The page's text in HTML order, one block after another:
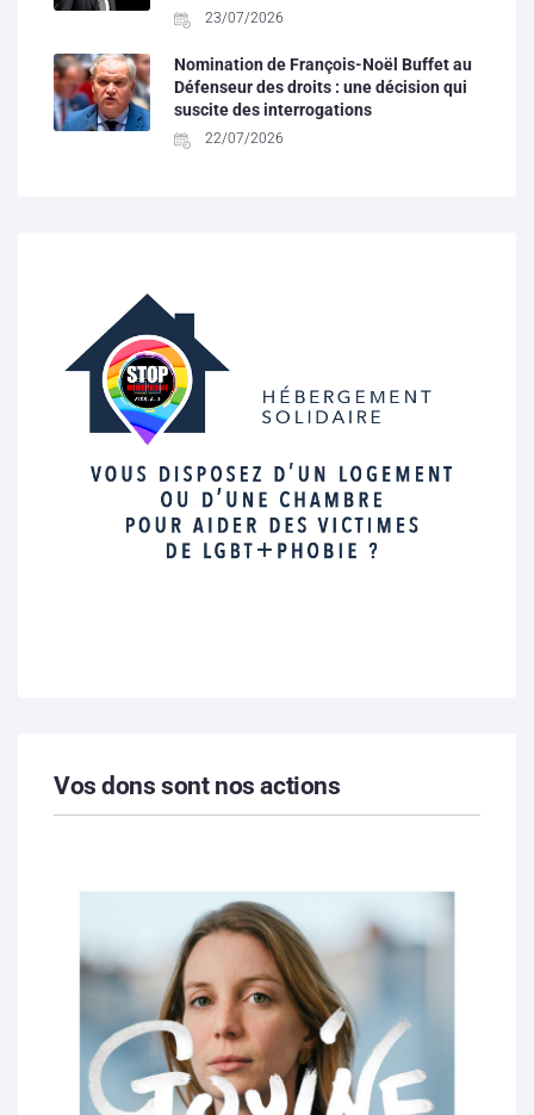
23/07/2026
Nomination de François-Noël Buffet au
Défenseur des droits : une décision qui
suscite des interrogations
22/07/2026
Vos dons sont nos actions